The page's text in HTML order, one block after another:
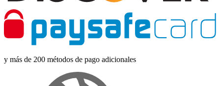
y más de 200 métodos de pago adicionales